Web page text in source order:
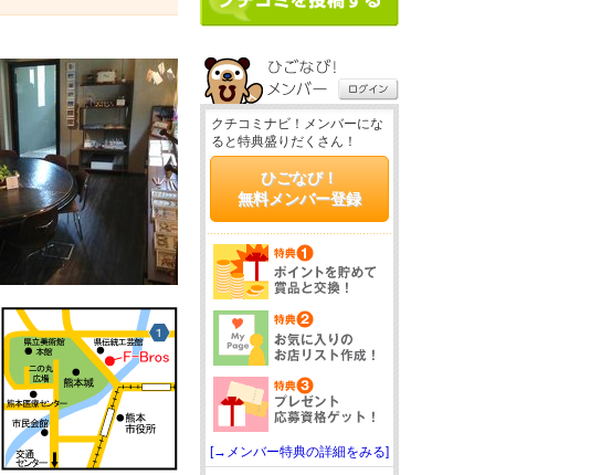
クチコミナビ！メンバーにな
ると特典盛りだくさん！
ひごなび！
無料メンバー登録
[→メンバー特典の詳細をみる]